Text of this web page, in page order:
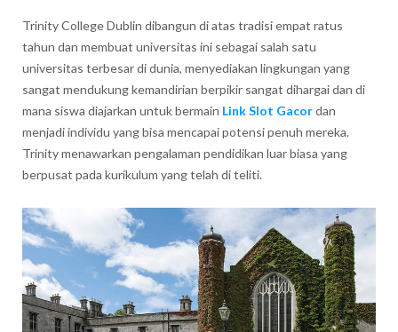
Trinity College Dublin dibangun di atas tradisi empat ratus
tahun dan membuat universitas ini sebagai salah satu
universitas terbesar di dunia, menyediakan lingkungan yang
sangat mendukung kemandirian berpikir sangat dihargai dan di
mana siswa diajarkan untuk bermain Link Slot Gacordan
menjadi individu yang bisa mencapai potensi penuh mereka.
Trinity menawarkan pengalaman pendidikan luar biasa yang
berpusat pada kurikulum yang telah di teliti.